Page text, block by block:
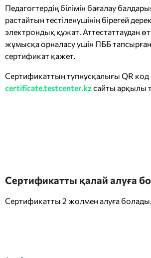
Педагогтердің білімін бағалау
растайтын тестіленушінің бірегей
электрондық құжат. Аттестаттаудан
жұмысқа орналасу үшін ПББ
сертификат қажет.
Сертификаттың түпнұсқалығы QR
certificate.testcenter.kzсайты арқылы
Сертификатты қалай алуға
Сертификатты 2 жолмен алуға болады.